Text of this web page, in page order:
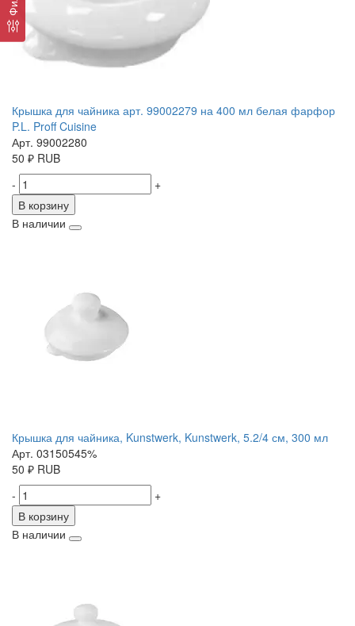
Крышка для чайника арт. 99002279 на 400 мл белая фарфор
P.L. Proff Cuisine
Арт. 99002280
50 ₽ RUB
-
+
В корзину
В наличии
Крышка для чайника, Kunstwerk, Kunstwerk, 5.2/4 см, 300 мл
Арт. 03150545%
50 ₽ RUB
-
+
В корзину
В наличии